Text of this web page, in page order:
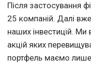
Після застосування
25 компаній. Далі
наших інвестицій. Ми
акцій яких
портфель маємо